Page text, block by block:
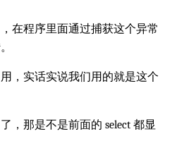
在程序里面通过捕获这个异常
，实话实说我们用的就是这个
，那是不是前面的 select 都显